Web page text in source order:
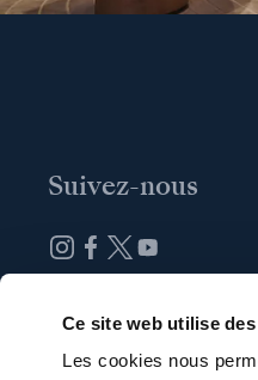
Ce site web utilise
Les cookies nous
Suivez-nous